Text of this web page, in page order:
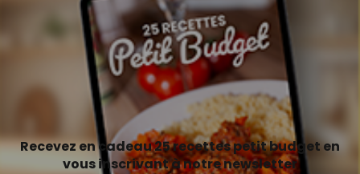
Recevez en cadeau 25 recettes petit budget en
vous inscrivant à notre newsletter